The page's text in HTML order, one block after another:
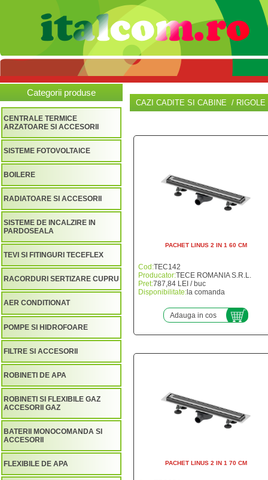
Categorii produse
CENTRALE TERMICE
ARZATOARE SI ACCESORII
SISTEME FOTOVOLTAICE
BOILERE
RADIATOARE SI ACCESORII
SISTEME DE INCALZIRE IN
PARDOSEALA
TEVI SI FITINGURI TECEFLEX
RACORDURI SERTIZARE CUPRU
AER CONDITIONAT
POMPE SI HIDROFOARE
FILTRE SI ACCESORII
ROBINETI DE APA
ROBINETI SI FLEXIBILE GAZ
ACCESORII GAZ
BATERII MONOCOMANDA SI
ACCESORII
FLEXIBILE DE APA
CAZI CADITE SI CABINE / RIGOLE
PACHET LINUS 2 IN 1 60 CM
Cod:TEC142
Producator:TECE ROMANIA S.R.L.
Pret:787,84 LEI / buc
Disponibilitate: la comanda
Adauga in cos
PACHET LINUS 2 IN 1 70 CM